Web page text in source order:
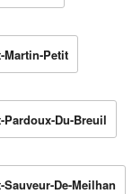
Martin-Petit
Pardoux-Du-Breuil
De-Meilhan